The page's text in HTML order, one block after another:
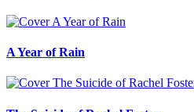
A Year of Rain